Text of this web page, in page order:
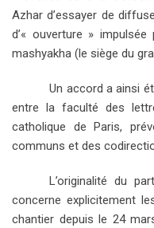
Azhar d’essayer de
d’« ouverture »
mashyakha (le siège du
Un accord a ainsi
entre la faculté des
catholique de Paris,
communs et des
L’originalité du
concerne explicitement
chantier depuis le 24